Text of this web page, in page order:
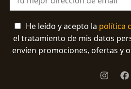
He leído y acepto la política
el tratamiento de mis datos
envíen promociones, ofertas y